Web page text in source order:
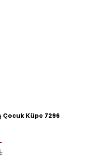
Küpe 7296